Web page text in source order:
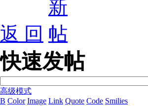
返 回
快速发帖
高级模式
B Color Image Link Quote Code Smilies